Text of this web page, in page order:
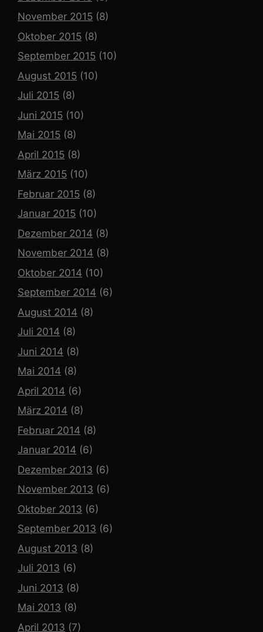
November 2015 (8)
Oktober 2015 (8)
September 2015 (10)
August 2015 (10)
Juli 2015 (8)
Juni 2015 (10)
Mai 2015 (8)
April 2015 (8)
März 2015 (10)
Februar 2015 (8)
Januar 2015 (10)
Dezember 2014 (8)
November 2014 (8)
Oktober 2014 (10)
September 2014 (6)
August 2014 (8)
Juli 2014 (8)
Juni 2014 (8)
Mai 2014 (8)
April 2014 (6)
März 2014 (8)
Februar 2014 (8)
Januar 2014 (6)
Dezember 2013 (6)
November 2013 (6)
Oktober 2013 (6)
September 2013 (6)
August 2013 (8)
Juli 2013 (6)
Juni 2013 (8)
Mai 2013 (8)
April 2013 (7)